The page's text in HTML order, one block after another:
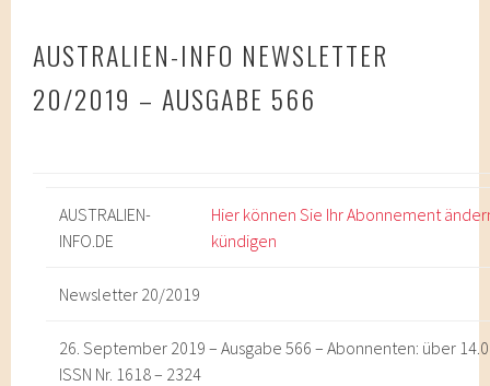
AUSTRALIEN-INFO NEWSLETTER
20/2019 – AUSGABE 566
AUSTRALIEN-
INFO.DE
Hier können Sie Ihr Abonnement
kündigen
Newsletter 20/2019
26. September 2019 – Ausgabe 566 – Abonnenten: über
ISSN Nr. 1618 – 2324